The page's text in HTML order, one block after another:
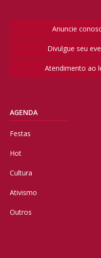
Anuncie
Divulgue seu
Atendimento ao
AGENDA
Festas
Hot
Cultura
Ativismo
Outros